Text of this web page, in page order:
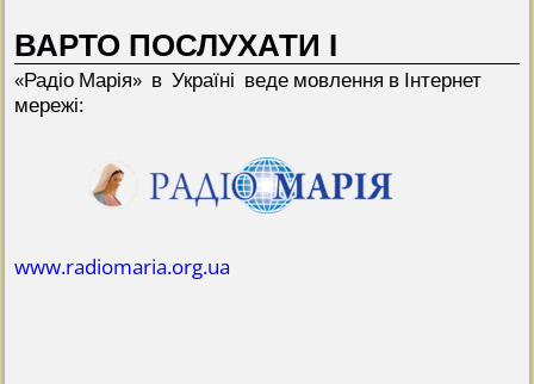
ВАРТО ПОСЛУХАТИ І
«Радіо Марія» в Україні веде мовлення в Інтернет
мережі:
www.radiomaria.org.ua